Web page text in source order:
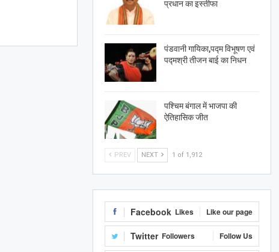
प्रधान का इस्तीफा
पंडवानी गायिका,पद्म विभूषण एवं
पद्मश्री तीजन बाई का निधन
पश्चिम बंगाल में भाजपा की
ऐतिहासिक जीत
PREV NEXT 1 of 1,912
Facebook Likes Like our page
Twitter Followers Follow Us